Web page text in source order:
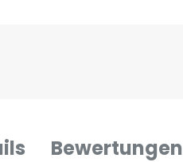
Bewertungen